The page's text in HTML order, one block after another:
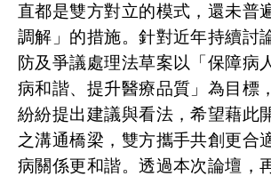
直都是雙方對立的模式，還未普
調解」的措施。針對近年持續討
防及爭議處理法草案以「保障病
病和諧、提升醫療品質」為目標
紛紛提出建議與看法，希望藉此
之溝通橋梁，雙方攜手共創更合
病關係更和諧。透過本次論壇，